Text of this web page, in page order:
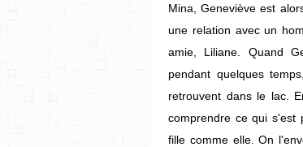
Mina, Geneviève est
une relation avec un
amie, Liliane. Quand
pendant quelques
retrouvent dans le lac.
comprendre ce qui s'est
fille comme elle. On